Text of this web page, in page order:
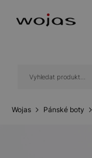
Wojas Pánské boty